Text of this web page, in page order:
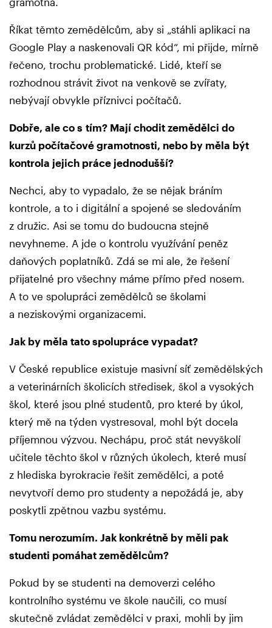
Říkat těmto zemědělcům, aby si „stáhli aplikaci na
Google Play a naskenovali QR kód“, mi přijde, mírně
řečeno, trochu problematické. Lidé, kteří se
rozhodnou strávit život na venkově se zvířaty,
nebývají obvykle příznivci počítačů.
Dobře, ale co s tím? Mají chodit zemědělci do
kurzů počítačové gramotnosti, nebo by měla být
kontrola jejich práce jednodušší?
Nechci, aby to vypadalo, že se nějak bráním
kontrole, a to i digitální a spojené se sledováním
z družic. Asi se tomu do budoucna stejně
nevyhneme. A jde o kontrolu využívání peněz
daňových poplatníků. Zdá se mi ale, že řešení
přijatelné pro všechny máme přímo před nosem.
A to ve spolupráci zemědělců se školami
a neziskovými organizacemi.
Jak by měla tato spolupráce vypadat?
V České republice existuje masivní síť zemědělských
a veterinárních školicích středisek, škol a vysokých
škol, které jsou plné studentů, pro které by úkol,
který mě na týden vystresoval, mohl být docela
příjemnou výzvou. Nechápu, proč stát nevyškolí
učitele těchto škol v různých úkolech, které musí
z hlediska byrokracie řešit zemědělci, a poté
nevytvoří demo pro studenty a nepožádá je, aby
poskytli zpětnou vazbu systému.
Tomu nerozumím. Jak konkrétně by měli pak
studenti pomáhat zemědělcům?
Pokud by se studenti na demoverzi celého
kontrolního systému ve škole naučili, co musí
skutečně zvládat zemědělci v praxi, mohli by jim